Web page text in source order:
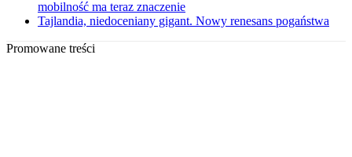
mobilność ma teraz znaczenie
Tajlandia, niedoceniany gigant. Nowy renesans pogaństwa
Promowane treści